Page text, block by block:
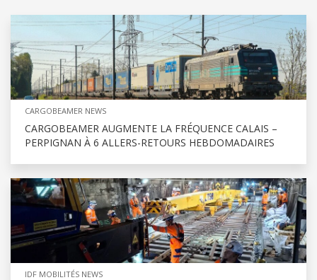
CARGOBEAMER NEWS
CARGOBEAMER AUGMENTE LA FRÉQUENCE CALAIS –
PERPIGNAN À 6 ALLERS-RETOURS HEBDOMADAIRES
IDF MOBILITÉS NEWS